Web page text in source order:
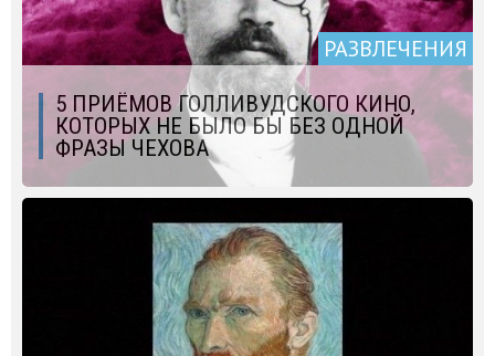
РАЗВЛЕЧЕНИЯ
5 ПРИЁМОВ ГОЛЛИВУДСКОГО КИНО,
КОТОРЫХ НЕ БЫЛО БЫ БЕЗ ОДНОЙ
ФРАЗЫ ЧЕХОВА